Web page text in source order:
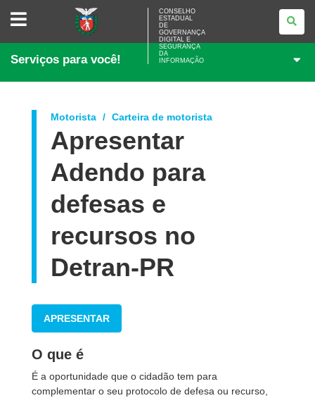
CONSELHO
ESTADUAL
GOVERNANÇA
E
DA
CONSELHO
ESTADUAL
DE
GOVERNANÇA
DIGITAL E
SEGURANÇA
DA
INFORMAÇÃO
Serviços para você!
Motorista Carteira de motorista
Apresentar
Adendo para
defesas e
recursos no
Detran-PR
APRESENTAR
O que é
É a oportunidade que o cidadão tem para
complementar o seu protocolo de defesa ou recurso,